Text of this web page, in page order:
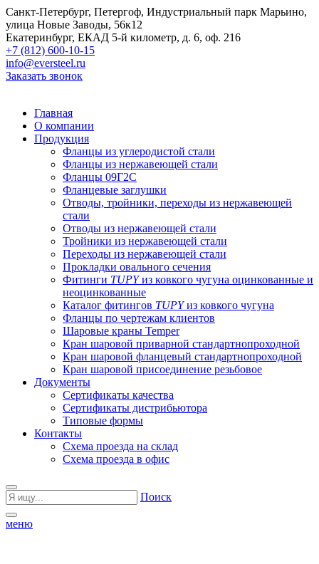
Санкт-Петербург, Петергоф, Индустриальный парк Марьино,
улица Новые Заводы, 56к12
Екатеринбург, ЕКАД 5-й километр, д. 6, оф. 216
+7 (812) 600-10-15
info@eversteel.ru
Заказать звонок
Главная
О компании
Продукция
Фланцы из углеродистой стали
Фланцы из нержавеющей стали
Фланцы 09Г2С
Фланцевые заглушки
Отводы, тройники, переходы из нержавеющей
стали
Отводы из нержавеющей стали
Тройники из нержавеющей стали
Переходы из нержавеющей стали
Прокладки овального сечения
Фитинги TUPYиз ковкого чугуна оцинкованные и
неоцинкованные
Каталог фитингов TUPYиз ковкого чугуна
Фланцы по чертежам клиентов
Шаровые краны Temper
Кран шаровой приварной стандартнопроходной
Кран шаровой фланцевый стандартнопроходной
Кран шаровой присоединение резьбовое
Документы
Сертификаты качества
Сертификаты дистрибьютора
Типовые формы
Контакты
Схема проезда на склад
Схема проезда в офис
Поиск
меню